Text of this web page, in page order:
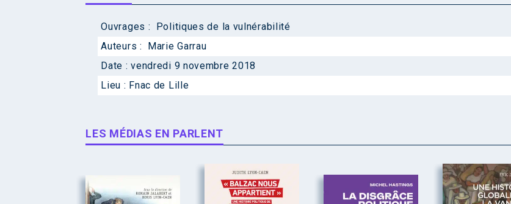
Ouvrages :
Politiques de la vulnérabilité
Auteurs :
Marie Garrau
Date :vendredi 9 novembre 2018
Lieu : Fnac de Lille
LES MÉDIAS EN PARLENT